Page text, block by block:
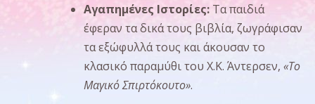
Αγαπημένες Ιστορίες: Τα παιδιά
έφεραν τα δικά τους βιβλία, ζωγράφισαν
τα εξώφυλλά τους και άκουσαν το
κλασικό παραμύθι του Χ.Κ. Άντερσεν, «Το
Μαγικό Σπιρτόκουτο».